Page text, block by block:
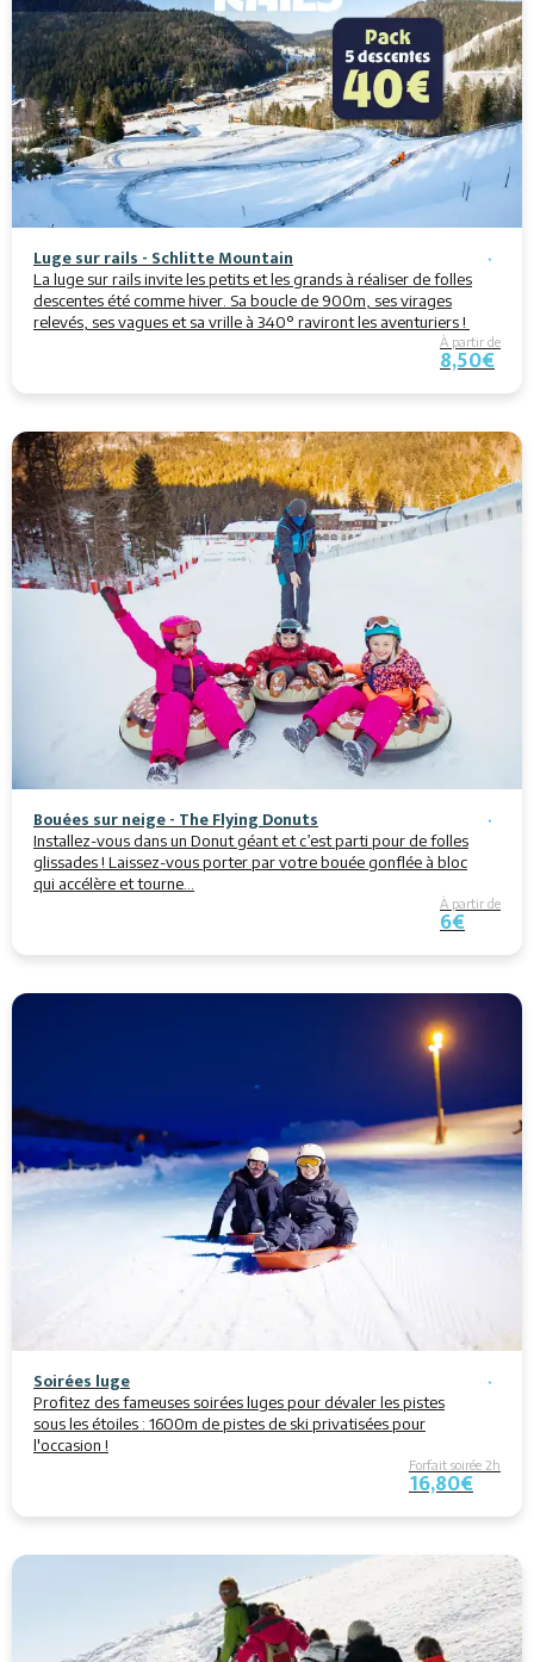
Luge sur rails - Schlitte Mountain
La luge sur rails invite les petits et les grands à réaliser de folles
descentes été comme hiver. Sa boucle de 900m, ses virages
relevés, ses vagues et sa vrille à 340° raviront les aventuriers !
À partir de
8,50€
Bouées sur neige - The Flying Donuts
Installez-vous dans un Donut géant et c’est parti pour de folles
glissades ! Laissez-vous porter par votre bouée gonflée à bloc
qui accélère et tourne…
À partir de
6€
Soirées luge
Profitez des fameuses soirées luges pour dévaler les pistes
sous les étoiles : 1600m de pistes de ski privatisées pour
l'occasion !
Forfait soirée 2h
16,80€